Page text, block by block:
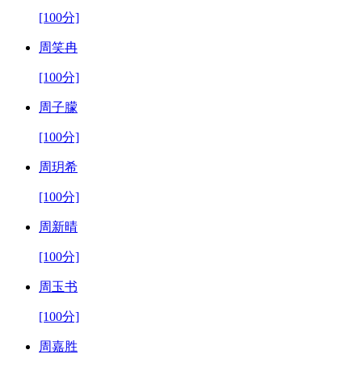
[100分]
周笑冉
[100分]
周子朦
[100分]
周玥希
[100分]
周新晴
[100分]
周玉书
[100分]
周嘉胜